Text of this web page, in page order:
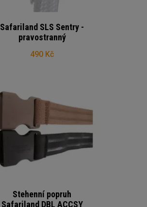
Safariland SLS Sentry -
pravostranný
490 Kč
Stehenní popruh
Safariland DBL ACCSY